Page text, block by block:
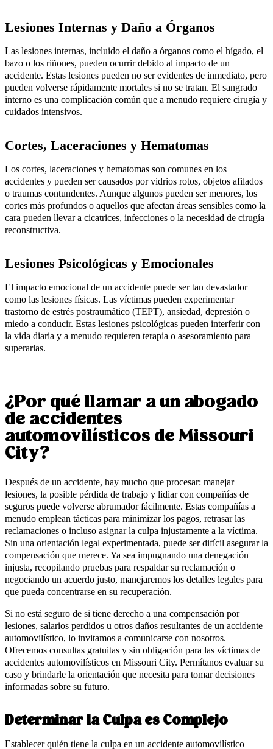
Lesiones Internas y Daño a Órganos
Las lesiones internas, incluido el daño a órganos como el hígado, el
bazo o los riñones, pueden ocurrir debido al impacto de un
accidente. Estas lesiones pueden no ser evidentes de inmediato, pero
pueden volverse rápidamente mortales si no se tratan. El sangrado
interno es una complicación común que a menudo requiere cirugía y
cuidados intensivos.
Cortes, Laceraciones y Hematomas
Los cortes, laceraciones y hematomas son comunes en los
accidentes y pueden ser causados por vidrios rotos, objetos afilados
o traumas contundentes. Aunque algunos pueden ser menores, los
cortes más profundos o aquellos que afectan áreas sensibles como la
cara pueden llevar a cicatrices, infecciones o la necesidad de cirugía
reconstructiva.
Lesiones Psicológicas y Emocionales
El impacto emocional de un accidente puede ser tan devastador
como las lesiones físicas. Las víctimas pueden experimentar
trastorno de estrés postraumático (TEPT), ansiedad, depresión o
miedo a conducir. Estas lesiones psicológicas pueden interferir con
la vida diaria y a menudo requieren terapia o asesoramiento para
superarlas.
¿Por qué llamar a un abogado
de accidentes
automovilísticos de Missouri
City?
Después de un accidente, hay mucho que procesar: manejar
lesiones, la posible pérdida de trabajo y lidiar con compañías de
seguros puede volverse abrumador fácilmente. Estas compañías a
menudo emplean tácticas para minimizar los pagos, retrasar las
reclamaciones o incluso asignar la culpa injustamente a la víctima.
Sin una orientación legal experimentada, puede ser difícil asegurar la
compensación que merece. Ya sea impugnando una denegación
injusta, recopilando pruebas para respaldar su reclamación o
negociando un acuerdo justo, manejaremos los detalles legales para
que pueda concentrarse en su recuperación.
Si no está seguro de si tiene derecho a una compensación por
lesiones, salarios perdidos u otros daños resultantes de un accidente
automovilístico, lo invitamos a comunicarse con nosotros.
Ofrecemos consultas gratuitas y sin obligación para las víctimas de
accidentes automovilísticos en Missouri City. Permítanos evaluar su
caso y brindarle la orientación que necesita para tomar decisiones
informadas sobre su futuro.
Determinar la Culpa es Complejo
Establecer quién tiene la culpa en un accidente automovilístico